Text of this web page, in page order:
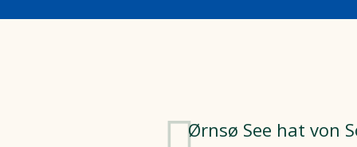
Ørnsø See hat von